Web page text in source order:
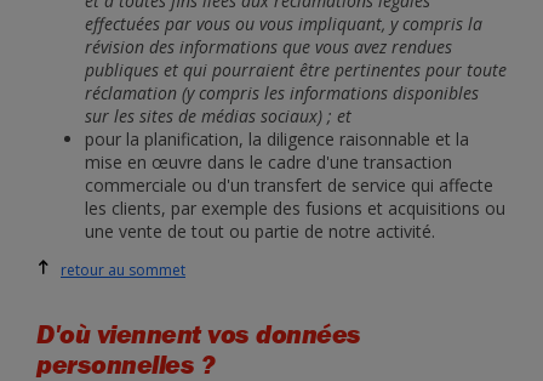
effectuées par vous ou vous impliquant, y compris la
révision des informations que vous avez rendues
publiques et qui pourraient être pertinentes pour toute
réclamation (y compris les informations disponibles
sur les sites de médias sociaux) ; et
pour la planification, la diligence raisonnable et la
mise en œuvre dans le cadre d'une transaction
commerciale ou d'un transfert de service qui affecte
les clients, par exemple des fusions et acquisitions ou
une vente de tout ou partie de notre activité.
retour au sommet
D'où viennent vos données
personnelles ?